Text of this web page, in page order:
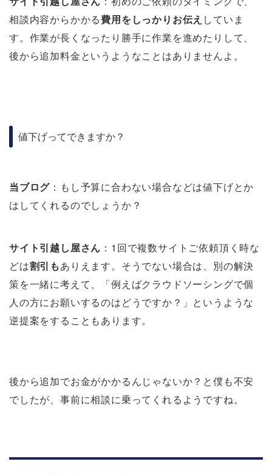
相談内容からかかる費用をしっかりお伝え していま
す。作業が長くなったり勝手に作業を進めたりして、
後から追加料金というようなことはありませんよ。
値下げってできますか？
当ブログ ：もし予算に合わない場合などは値下げとか
はしてくれるのでしょうか？
サイト引越し屋さん ：1回で複数サイトご依頼頂く時な
どは割引もありえます。そうでない場合は、別の解決
策を一緒に考えて、「例えばクラウドソーシングで個
人の方にお願いするのはどうですか？」というような
逆提案をすることもあります。
後から追加でお金がかかるんじゃないか？と僕も不安
でしたが、事前に相談に乗ってくれるようですね。